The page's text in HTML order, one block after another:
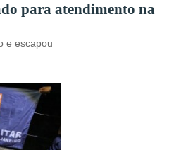
para atendimento na
e escapou